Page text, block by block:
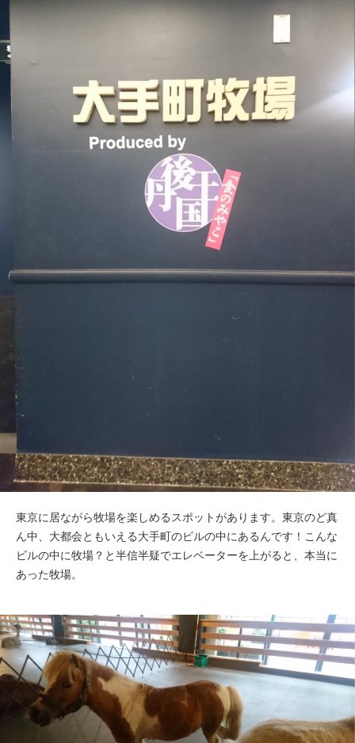
東京に居ながら牧場を楽しめるスポットがあります。東京のど真
ん中、大都会ともいえる大手町のビルの中にあるんです！こんな
ビルの中に牧場？と半信半疑でエレベーターを上がると、本当に
あった牧場。